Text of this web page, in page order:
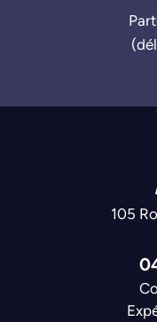
105